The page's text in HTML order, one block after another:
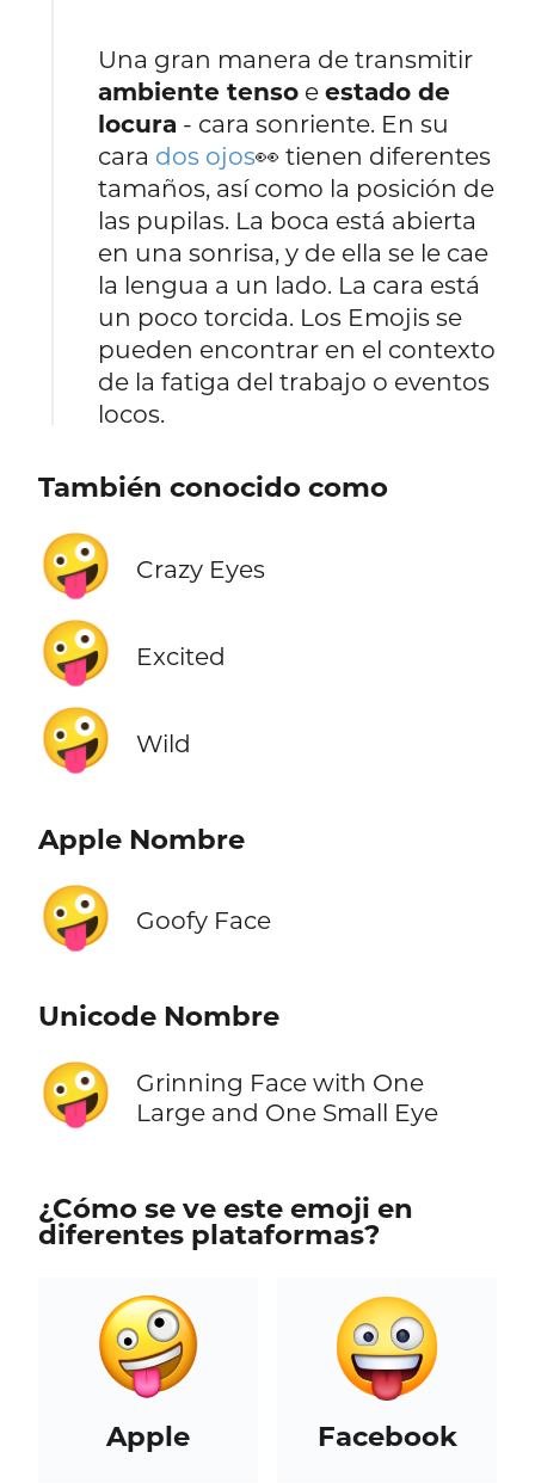
Una gran manera de transmitir
ambiente tenso eestado de
locura - cara sonriente. En su
cara dos ojos👀 tienen diferentes
tamaños, así como la posición de
las pupilas. La boca está abierta
en una sonrisa, y de ella se le cae
la lengua a un lado. La cara está
un poco torcida. Los Emojis se
pueden encontrar en el contexto
de la fatiga del trabajo o eventos
locos.
También conocido como
🤪 Crazy Eyes
🤪 Excited
🤪 Wild
Apple Nombre
🤪 Goofy Face
Unicode Nombre
🤪
Grinning Face with One
Large and One Small Eye
¿Cómo se ve este emoji en
diferentes plataformas?
Apple Facebook